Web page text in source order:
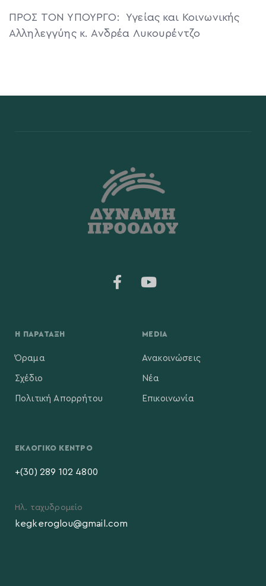
ΠΡΟΣ ΤΟΝ ΥΠΟΥΡΓΟ: Υγείας και Κοινωνικής
Αλληλεγγύης κ. Ανδρέα Λυκουρέντζο
Η ΠΑΡΆΤΑΞΗ
Όραμα
Σχέδιο
Πολιτική Απορρήτου
MEDIA
Ανακοινώσεις
Νέα
Επικοινωνία
ΕΚΛΟΓΙΚΌ ΚΈΝΤΡΟ
+(30) 289 102 4800
Ηλ. ταχυδρομείο
kegkeroglou@gmail.com